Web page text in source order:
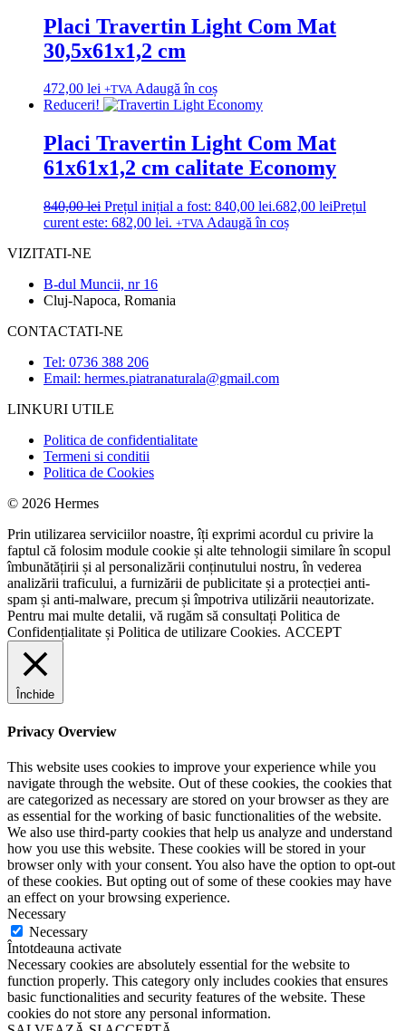
Placi Travertin Light Com Mat
30,5x61x1,2 cm
472,00 lei +TVA Adaugă în coș
Reduceri!
Placi Travertin Light Com Mat
61x61x1,2 cm calitate Economy
840,00lei Prețul inițial a fost: 840,00 lei.682,00 leiPrețul
curent este: 682,00 lei. +TVA Adaugă în coș
VIZITATI-NE
B-dul Muncii, nr 16
Cluj-Napoca, Romania
CONTACTATI-NE
Tel: 0736 388 206
Email: hermes.piatranaturala@gmail.com
LINKURI UTILE
Politica de confidentialitate
Termeni si conditii
Politica de Cookies
© 2026 Hermes
Prin utilizarea serviciilor noastre, îți exprimi acordul cu privire la
faptul că folosim module cookie și alte tehnologii similare în scopul
îmbunătățirii și al personalizării conținutului nostru, în vederea
analizării traficului, a furnizării de publicitate și a protecției anti-
spam și anti-malware, precum și împotriva utilizării neautorizate.
Pentru mai multe detalii, vă rugăm să consultați Politica de
Confidențialitate și Politica de utilizare Cookies. ACCEPT
Închide
Privacy Overview
This website uses cookies to improve your experience while you
navigate through the website. Out of these cookies, the cookies that
are categorized as necessary are stored on your browser as they are
as essential for the working of basic functionalities of the website.
We also use third-party cookies that help us analyze and understand
how you use this website. These cookies will be stored in your
browser only with your consent. You also have the option to opt-out
of these cookies. But opting out of some of these cookies may have
an effect on your browsing experience.
Necessary
Necessary
Întotdeauna activate
Necessary cookies are absolutely essential for the website to
function properly. This category only includes cookies that ensures
basic functionalities and security features of the website. These
cookies do not store any personal information.